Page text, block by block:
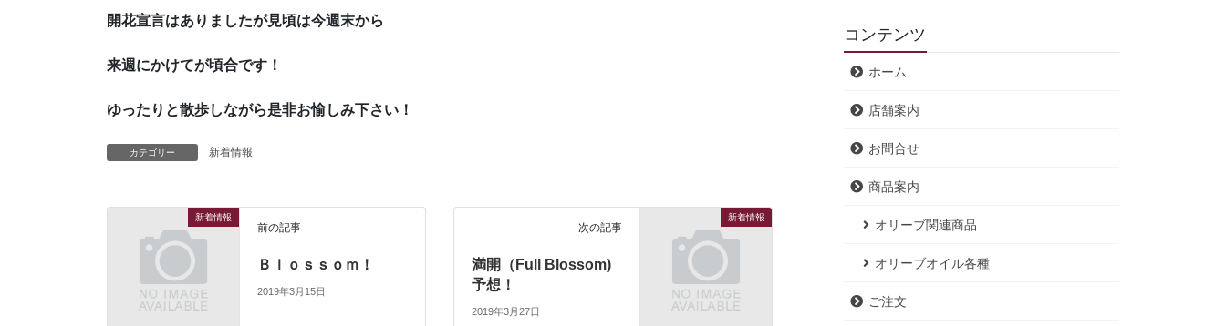
開花宣言はありましたが見頃は今週末から
来週にかけてが頃合です！
ゆったりと散歩しながら是非お愉しみ下さい！
カテゴリー 新着情報
新着情報
前の記事
Ｂｌｏｓｓｏｍ！
2019年3月15日
新着情報
次の記事
満開（Full Blossom)
予想！
2019年3月27日
コンテンツ
ホーム
店舗案内
お問合せ
商品案内
オリーブ関連商品
オリーブオイル各種
ご注文